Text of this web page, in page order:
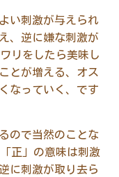
い刺激が与えられ
、逆に嫌な刺激が
リをしたら美味し
とが増える、オス
なっていく、です
ので当然のことな
「正」の意味は刺激
に刺激が取り去ら